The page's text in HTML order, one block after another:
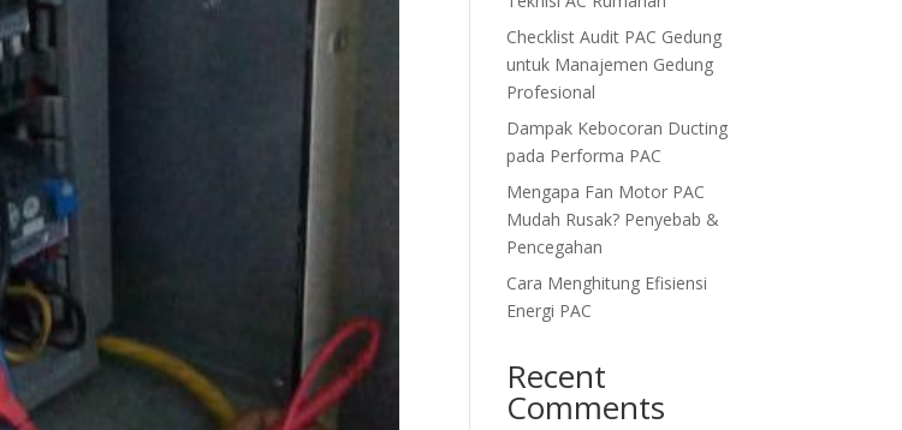
Checklist Audit PAC Gedung
untuk Manajemen Gedung
Profesional
Dampak Kebocoran Ducting
pada Performa PAC
Mengapa Fan Motor PAC
Mudah Rusak? Penyebab &
Pencegahan
Cara Menghitung Efisiensi
Energi PAC
Recent
Comments